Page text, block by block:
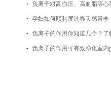
负离子对高血压、高血脂等心
孕妇如何顺利度过春天感冒季
负离子的作用你知道几个？
负离子的作用可有效净化室内